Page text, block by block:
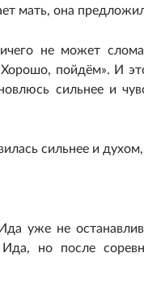
мать, она
не может
пойдём». И
сильнее и
сильнее и
уже не
но после